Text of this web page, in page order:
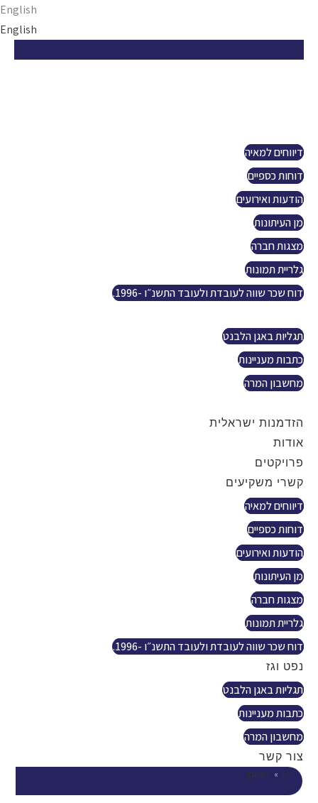
content
English
English
דיווחים למאיה
דוחות כספיים
הודעות ואירועים
מן העיתונות
מצגות חברה
גלריית תמונות
דוח שכר שווה לעובדת ולעובד התשנ״ו -1996.
תגליות באגן הלבנט
כתבות מעניינות
מחשבון המרה
הזדמנות ישראלית
אודות
פרויקטים
קשרי משקיעים
דיווחים למאיה
דוחות כספיים
הודעות ואירועים
מן העיתונות
מצגות חברה
גלריית תמונות
דוח שכר שווה לעובדת ולעובד התשנ״ו -1996.
נפט וגז
תגליות באגן הלבנט
כתבות מעניינות
מחשבון המרה
צור קשר
» דצמבר